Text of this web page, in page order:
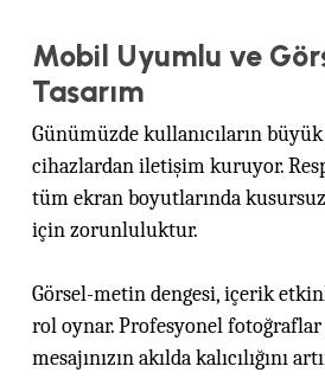
Mobil Uyumlu ve
Tasarım
Günümüzde kullanıcıların
cihazlardan iletişim kuruyor.
tüm ekran boyutlarında
için zorunluluktur.
Görsel-metin dengesi, içerik
rol oynar. Profesyonel
mesajınızın akılda kalıcılığını